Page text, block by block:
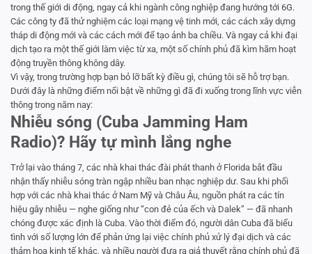
trong thế giới di động, ngay cả khi ngành công nghiệp đang hướng tới 6G.
Các công ty đã thử nghiệm các loại mạng vệ tinh mới, các cách xây dựng
tháp di động mới và các cách mới để tạo ảnh ba chiều. Và ngay cả khi đại
dịch tạo ra một thế giới làm việc từ xa, một số chính phủ đã kìm hãm hoạt
động truyền thông không dây.
Vì vậy, trong trường hợp bạn bỏ lỡ bất kỳ điều gì, chúng tôi sẽ hỗ trợ bạn.
Dưới đây là những điểm nổi bật về những gì đã đi xuống trong lĩnh vực viễn
thông trong năm nay:
Nhiễu sóng (Cuba Jamming Ham
Radio)? Hãy tự mình lắng nghe
Trở lại vào tháng 7, các nhà khai thác đài phát thanh ở Florida bắt đầu
nhận thấy nhiễu sóng tràn ngập nhiều ban nhạc nghiệp dư. Sau khi phối
hợp với các nhà khai thác ở Nam Mỹ và Châu Âu, nguồn phát ra các tín
hiệu gây nhiễu — nghe giống như “con đẻ của ếch và Dalek” — đã nhanh
chóng được xác định là Cuba. Vào thời điểm đó, người dân Cuba đã biểu
tình với số lượng lớn để phản ứng lại việc chính phủ xử lý đại dịch và các
thảm họa kinh tế khác, và nhiều người đưa ra giả thuyết rằng chính phủ đã